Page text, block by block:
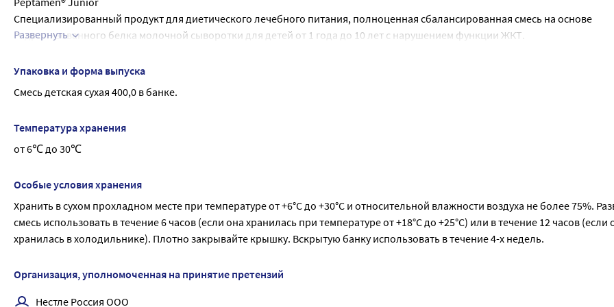
Специализированный продукт для диетического лечебного питания, полноценная сбалансированная смесь на основе
гидролизованного белка молочной сыворотки для детей от 1 года до 10 лет с нарушением функции ЖКТ.
• Компоненты смеси гарантированно всасываются даже через поврежденную стенку кишечника
• Комплекс жизненно необходимых витаминов и минералов для полноценного развития и поддержания иммунитета
• Омега-3 и Омега-6 жирные кислоты способствуют уменьшению воспаления в кишечнике
• Особый жировой компонент - среднецепочечные триглицериды - обеспечивают организм энергией для восстановления
• Расщепленному белку характерен горьковатый привкус. Это естественная особенность обусловлена процессом
1. Вымойте руки. По таблице разведения, указанной на упаковке, определите объем питания, который необходимо
2. Отмерьте необходимый объем чистой кипяченой воды (комнатной температуры не выше +40 °С) и налейте ее в чистую
контейнер.
3. Отмерьте нужное количество смеси, используя прилагаемую ложечку, или взвесьте на весах.
4. Добавьте смесь в воду и немедленно перемешайте до полного растворения.
Хранить в сухом месте при температуре от +6 до +30 °С и относительной влажности не более 75%. Разведенную смесь
течение 6 часов (если она хранилась при температуре от +18 до +25 °С) или в течение 12 часов (если она хранилась в
Развернуть
Упаковка и форма выпуска
Смесь детская сухая 400,0 в банке.
Температура хранения
от 6℃ до 30℃
Особые условия хранения
Хранить в сухом прохладном месте при температуре от +6°С до +30°С и относительной влажности воздуха не более 75%.
смесь использовать в течение 6 часов (если она хранилась при температуре от +18°С до +25°С) или в течение 12 часов (если
хранилась в холодильнике). Плотно закрывайте крышку. Вскрытую банку использовать в течение 4-х недель.
Организация, уполномоченная на принятие претензий
Нестле Россия ООО